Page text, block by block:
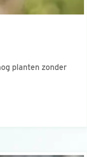
planten zonder